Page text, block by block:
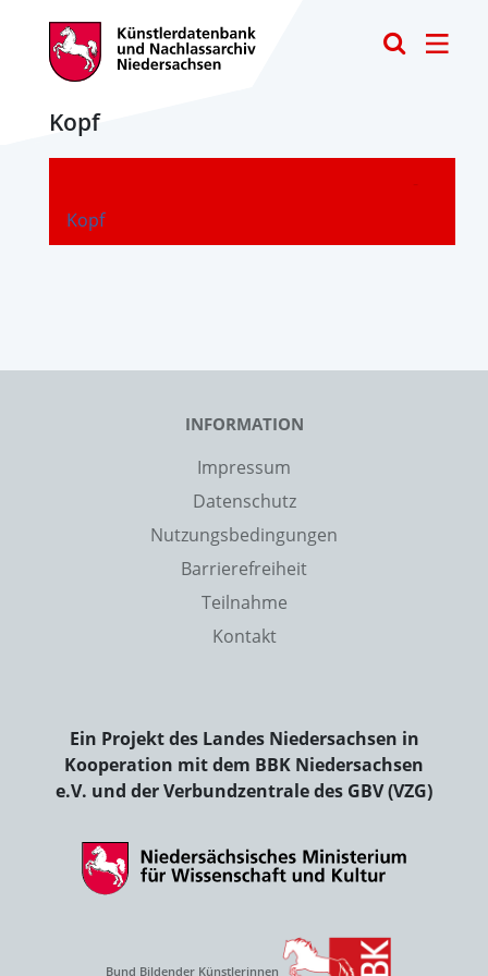
Kopf
Kopf
-
INFORMATION
Impressum
Datenschutz
Nutzungsbedingungen
Barrierefreiheit
Teilnahme
Kontakt
Ein Projekt des Landes Niedersachsen in
Kooperation mit dem BBK Niedersachsen
e.V. und der Verbundzentrale des GBV (VZG)
Bund Bildender Künstlerinnen